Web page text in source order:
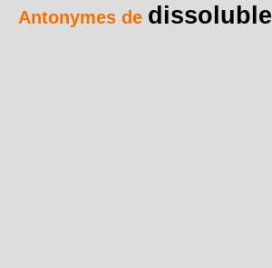
Antonymes de dissoluble